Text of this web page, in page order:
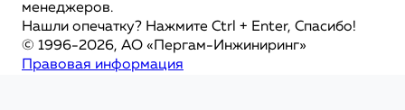
менеджеров.
Нашли опечатку? Нажмите Ctrl + Enter, Спасибо!
© 1996-2026, АО «Пергам-Инжиниринг»
Правовая информация